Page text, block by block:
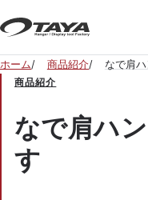
ホーム 商品紹介 なで肩
商品紹介
なで肩ハ
す